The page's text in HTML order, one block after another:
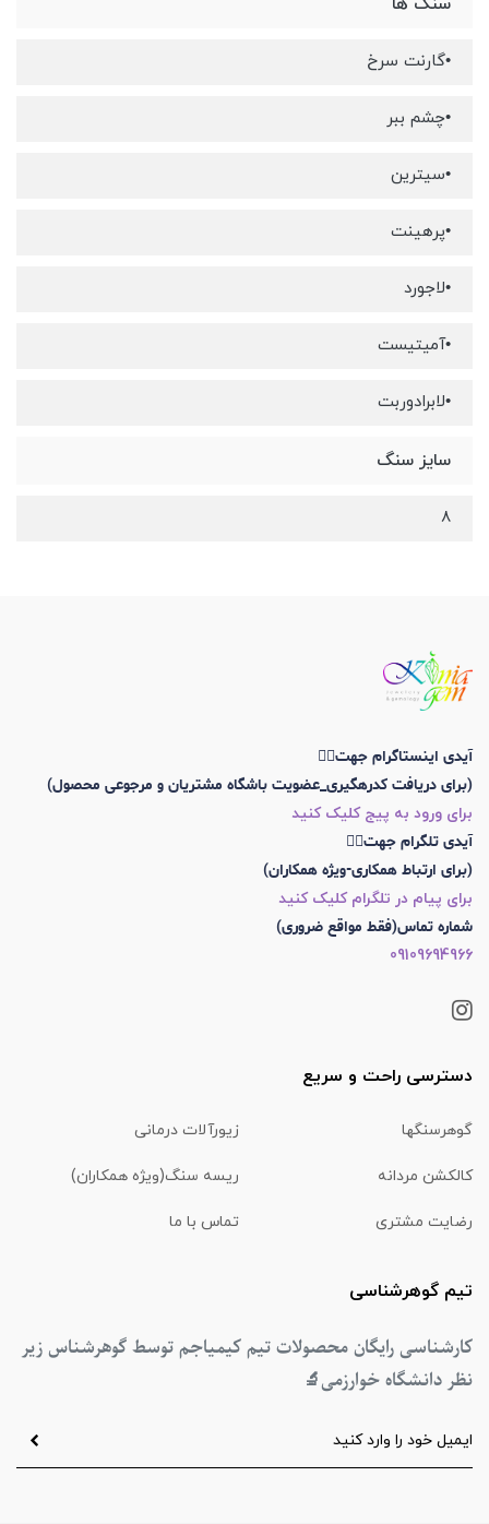
سنگ ها
•گارنت سرخ
•چشم ببر
•سیترین
•پرهینت
•لاجورد
•آمیتیست
•لابرادوربت
سایز سنگ
8
آیدی اینستاگرام جهت👇🏼
(برای دریافت کدرهگیری_عضویت باشگاه مشتریان و مرجوعی محصول)
برای ورود به پیج کلیک کنید
آیدی تلگرام جهت👇🏼
(برای ارتباط همکاری-ویژه همکاران)
برای پیام در تلگرام کلیک کنید
شماره تماس(فقط مواقع ضروری)
09109694966
دسترسی راحت و سریع
گوهرسنگها زیورآلات درمانی
کالکشن مردانه ریسه سنگ(ویژه همکاران)
رضایت مشتری تماس با ما
تیم گوهرشناسی
کارشناسی رایگان محصولات تیم کیمیاجم توسط گوهرشناس زیر
نظر دانشگاه خوارزمی🔬